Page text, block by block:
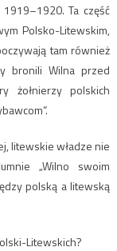
Ta część
Polsko-Litewskim,
tam również
bronili Wilna przed
żołnierzy polskich
litewskie władze nie
„Wilno swoim
polską a litewską
Litewskich?